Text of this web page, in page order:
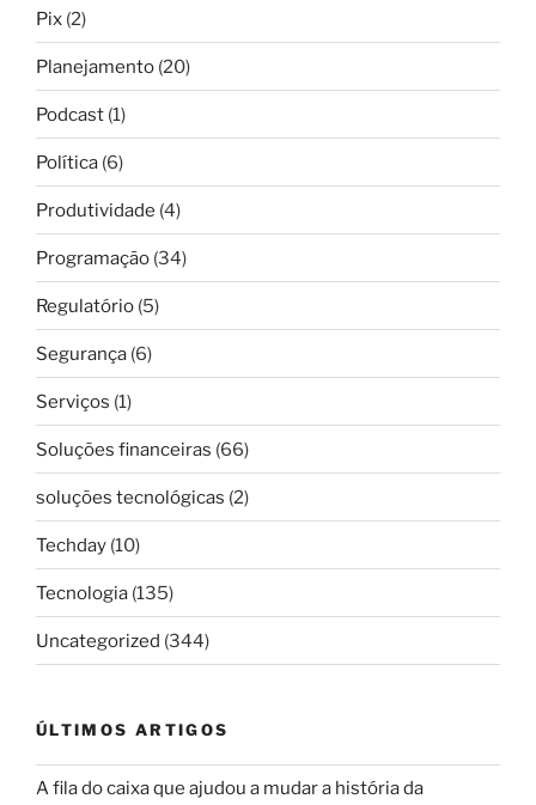
Pix (2)
Planejamento (20)
Podcast (1)
Política (6)
Produtividade (4)
Programação (34)
Regulatório (5)
Segurança (6)
Serviços (1)
Soluções financeiras (66)
soluções tecnológicas (2)
Techday (10)
Tecnologia (135)
Uncategorized (344)
ÚLTIMOS ARTIGOS
A fila do caixa que ajudou a mudar a história da